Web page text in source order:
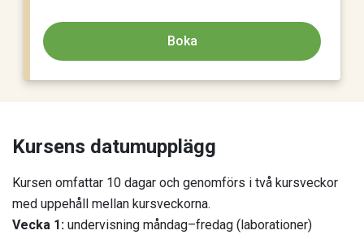
Boka
Kursens datumupplägg
Kursen omfattar 10 dagar och genomförs i två kursveckor
med uppehåll mellan kursveckorna.
Vecka 1: undervisning måndag–fredag (laborationer)